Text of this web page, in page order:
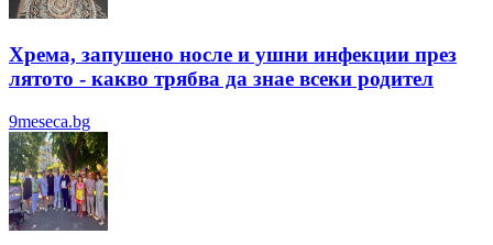
Хрема, запушено носле и ушни инфекции през
лятотo - какво трябва да знае всеки родител
9meseca.bg